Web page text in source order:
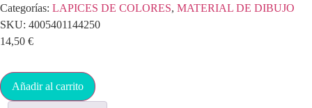
Categorías: LAPICES DE COLORES, MATERIAL DE DIBUJO
SKU: 4005401144250
14,50 €
Añadir al carrito